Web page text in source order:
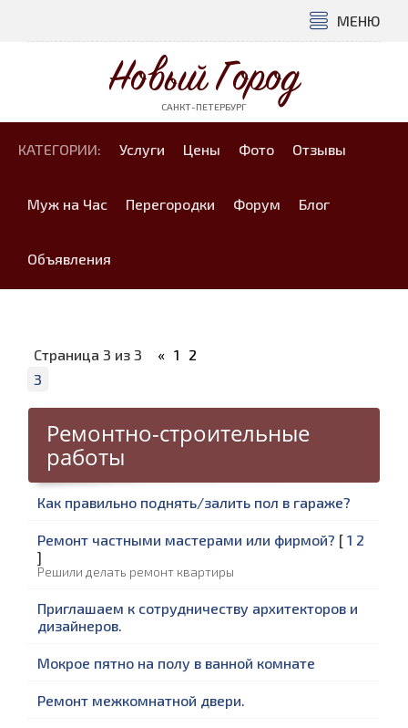
МЕНЮ
Новый Город
САНКТ-ПЕТЕРБУРГ
КАТЕГОРИИ: Услуги Цены Фото Отзывы
Муж на Час Перегородки Форум Блог
Объявления
Страница 3 из 3 « 1
2
3
Ремонтно-строительные
работы
Как правильно поднять/залить пол в гараже?
Ремонт частными мастерами или фирмой? [ 1 2
]
Решили делать ремонт квартиры
Приглашаем к сотрудничеству архитекторов и
дизайнеров.
Мокрое пятно на полу в ванной комнате
Ремонт межкомнатной двери.